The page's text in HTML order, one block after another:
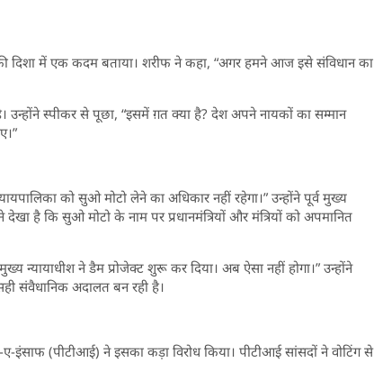
की दिशा में एक कदम बताया। शरीफ ने कहा, “अगर हमने आज इसे संविधान का
उन्होंने स्पीकर से पूछा, “इसमें ग़त क्या है? देश अपने नायकों का सम्मान
को सुओ मोटो लेने का अधिकार नहीं रहेगा।” उन्होंने पूर्व मुख्य
है कि सुओ मोटो के नाम पर प्रधानमंत्रियों और मंत्रियों को अपमानित
ने डैम प्रोजेक्ट शुरू कर दिया। अब ऐसा नहीं होगा।” उन्होंने
संवैधानिक अदालत बन रही है।
ए-इंसाफ (पीटीआई) ने इसका कड़ा विरोध किया। पीटीआई सांसदों ने वोटिंग से